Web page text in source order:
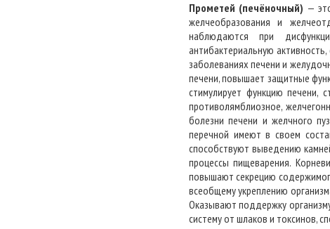
Прометей (печёночный) —
желчеобразования и
наблюдаются при
антибактериальную
заболеваниях печени и
печени, повышает защитные
стимулирует функцию печени,
противолямблиозное,
болезни печени и желчного
перечной имеют в своем
способствуют выведению
процессы пищеварения.
повышают секрецию
всеобщему укреплению
Оказывают поддержку
систему от шлаков и токсинов,